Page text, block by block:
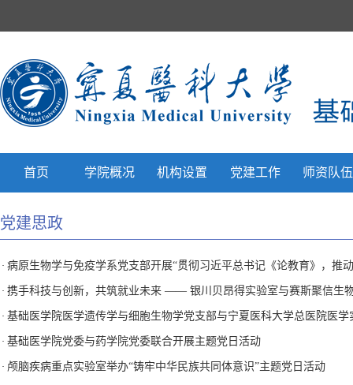
首页 学院概况 机构设置 党建工作 师资队伍
党建思政
· 病原生物学与免疫学系党支部开展“贯彻习近平总书记《论教育》，推
· 携手科技与创新，共筑就业未来 —— 银川贝昂得实验室与赛斯聚信生
· 基础医学院医学遗传学与细胞生物学党支部与宁夏医科大学总医院医
· 基础医学院党委与药学院党委联合开展主题党日活动
· 颅脑疾病重点实验室举办“铸牢中华民族共同体意识”主题党日活动